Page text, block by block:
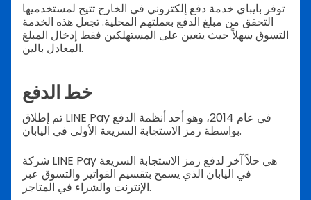
توفر بايباي خدمة دفع إلكتروني في الخارج تتيح لمستخدميها
التحقق من مبلغ الدفع بعملتهم المحلية. تجعل هذه الخدمة
التسوق سهلاً حيث يتعين على المستهلكين فقط إدخال المبلغ
المعادل بالين.
خط الدفع
تم إطلاق LINE Pay في عام 2014، وهو أحد أنظمة الدفع
بواسطة رمز الاستجابة السريعة الأولى في اليابان.
شركة LINE Pay هي حلاً آخر لدفع رمز الاستجابة السريعة
في اليابان الذي يسمح بتقسيم الفواتير والتسوق عبر
الإنترنت والشراء في المتاجر.